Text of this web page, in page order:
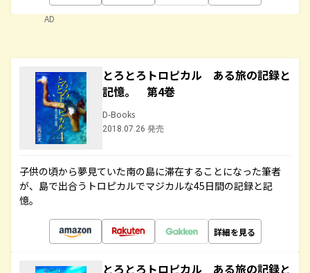
AD
とろとろトロピカル ある旅の記録と
記憶。 第4巻
D-Books
2018.07.26 発売
子供の頃から夢見ていた南の島に滞在することになった筆者
が、島で出合うトロピカルでマジカルな45日間の記録と記
憶。
詳細を見る
とろとろトロピカル ある旅の記録と